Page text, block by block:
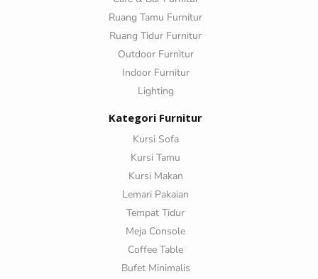
Ruang Tamu Furnitur
Ruang Tidur Furnitur
Outdoor Furnitur
Indoor Furnitur
Lighting
Kategori Furnitur
Kursi Sofa
Kursi Tamu
Kursi Makan
Lemari Pakaian
Tempat Tidur
Meja Console
Coffee Table
Bufet Minimalis